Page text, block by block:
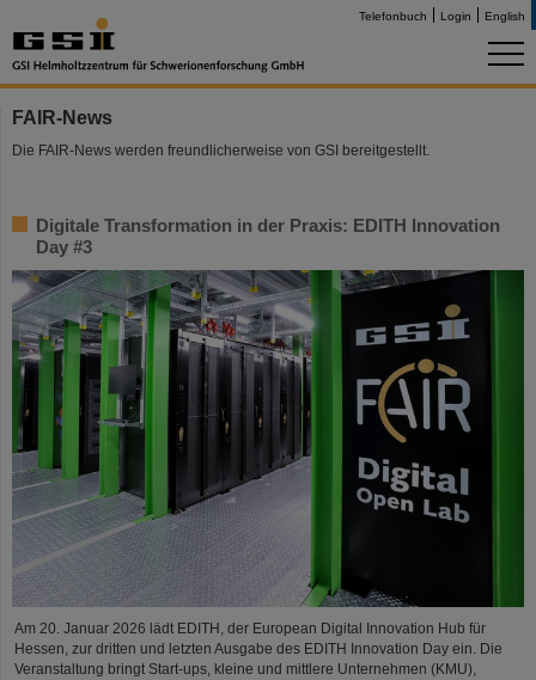
Telefonbuch Login English
FAIR-News
Die FAIR-News werden freundlicherweise von GSI bereitgestellt.
Digitale Transformation in der Praxis: EDITH Innovation
Day #3
Am 20. Januar 2026 lädt EDITH, der European Digital Innovation Hub für
Hessen, zur dritten und letzten Ausgabe des EDITH Innovation Day ein. Die
Veranstaltung bringt Start-ups, kleine und mittlere Unternehmen (KMU),